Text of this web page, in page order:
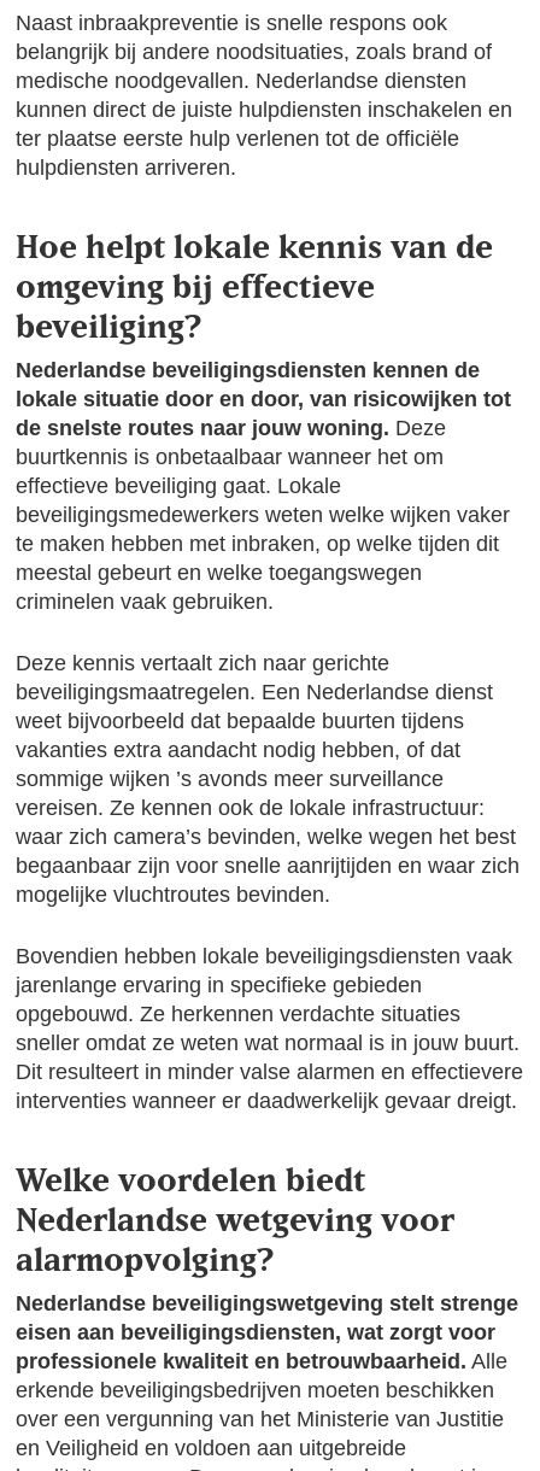
Naast inbraakpreventie is snelle respons ook
belangrijk bij andere noodsituaties, zoals brand of
medische noodgevallen. Nederlandse diensten
kunnen direct de juiste hulpdiensten inschakelen en
ter plaatse eerste hulp verlenen tot de officiële
hulpdiensten arriveren.
Hoe helpt lokale kennis van de
omgeving bij effectieve
beveiliging?
Nederlandse beveiligingsdiensten kennen de
lokale situatie door en door, van risicowijken tot
de snelste routes naar jouw woning. Deze
buurtkennis is onbetaalbaar wanneer het om
effectieve beveiliging gaat. Lokale
beveiligingsmedewerkers weten welke wijken vaker
te maken hebben met inbraken, op welke tijden dit
meestal gebeurt en welke toegangswegen
criminelen vaak gebruiken.
Deze kennis vertaalt zich naar gerichte
beveiligingsmaatregelen. Een Nederlandse dienst
weet bijvoorbeeld dat bepaalde buurten tijdens
vakanties extra aandacht nodig hebben, of dat
sommige wijken ’s avonds meer surveillance
vereisen. Ze kennen ook de lokale infrastructuur:
waar zich camera’s bevinden, welke wegen het best
begaanbaar zijn voor snelle aanrijtijden en waar zich
mogelijke vluchtroutes bevinden.
Bovendien hebben lokale beveiligingsdiensten vaak
jarenlange ervaring in specifieke gebieden
opgebouwd. Ze herkennen verdachte situaties
sneller omdat ze weten wat normaal is in jouw buurt.
Dit resulteert in minder valse alarmen en effectievere
interventies wanneer er daadwerkelijk gevaar dreigt.
Welke voordelen biedt
Nederlandse wetgeving voor
alarmopvolging?
Nederlandse beveiligingswetgeving stelt strenge
eisen aan beveiligingsdiensten, wat zorgt voor
professionele kwaliteit en betrouwbaarheid. Alle
erkende beveiligingsbedrijven moeten beschikken
over een vergunning van het Ministerie van Justitie
en Veiligheid en voldoen aan uitgebreide